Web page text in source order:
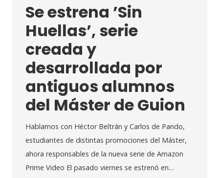
Se estrena ’Sin
Huellas’, serie
creada y
desarrollada por
antiguos alumnos
del Máster de Guion
Hablamos con Héctor Beltrán y Carlos de Pando,
estudiantes de distintas promociones del Máster,
ahora responsables de la nueva serie de Amazon
Prime Video El pasado viernes se estrenó en…